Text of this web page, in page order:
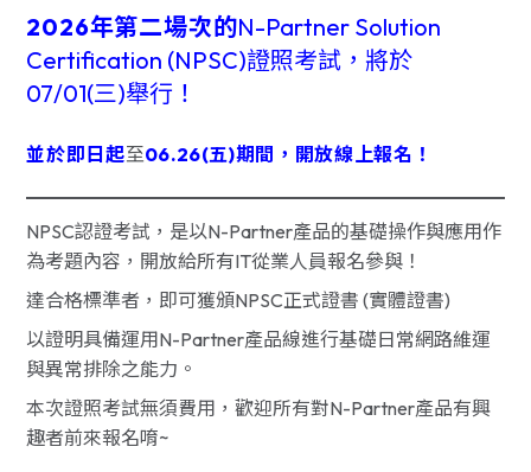
2026年第二場次的N-Partner Solution
Certification (NPSC)證照考試，將於
07/01(三)舉行！
並於即日起至06.26(五)期間，開放線上報名！
NPSC認證考試，是以N-Partner產品的基礎操作與應用作
為考題內容，開放給所有IT從業人員報名參與！
達合格標準者，即可獲頒NPSC正式證書 (實體證書)
以證明具備運用N-Partner產品線進行基礎日常網路維運
與異常排除之能力。
本次證照考試無須費用，歡迎所有對N-Partner產品有興
趣者前來報名唷~